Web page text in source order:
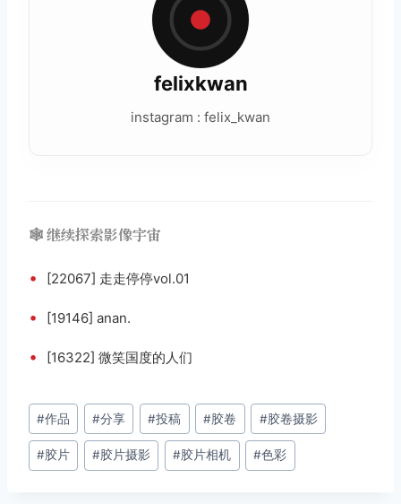
felixkwan
instagram : felix_kwan
🕸️ 继续探索影像宇宙
• [22067] 走走停停vol.01
• [19146] anan.
• [16322] 微笑国度的人们
文
章
标
#作品 #分享 #投稿 #胶卷 #胶卷摄影
#胶片 #胶片摄影 #胶片相机 #色彩